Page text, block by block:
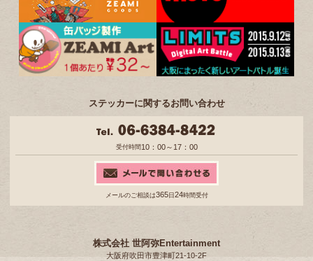
ステッカーに関するお問い合わせ
受付時間10：00～17：00
メールのご相談は365日 24時間受付
株式会社 世阿弥Entertainment
大阪府吹田市豊津町21-10-2F